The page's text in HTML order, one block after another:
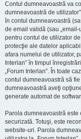
Contul dumneavoastră va
dumneavoastră de
în contul dumneavoastră
de email validă (sau
pentru contul de utilizator
protecţie ale datelor
afara numelui de utilizator,
Interlan” în timpul
„Forum Interlan”. În toate
contul dumneavoastră să
dumneavoastră aveţi
generate automat de
Parola dumneavoastră
securizată. Totuşi, este
website-uri. Parola